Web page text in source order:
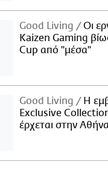
Good Living
Οι
Kaizen Gaming
Cup από "μέσα"
Good Living
Η
Exclusive
έρχεται στην